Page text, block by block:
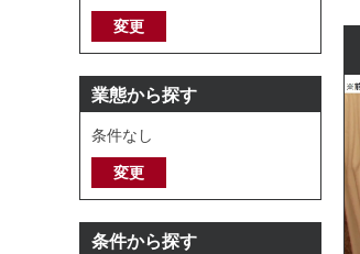
変更
業態から探す
条件なし
変更
条件から探す